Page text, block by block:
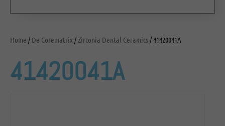
Home /De Corematrix /Zirconia Dental Ceramics/ 41420041A
41420041A